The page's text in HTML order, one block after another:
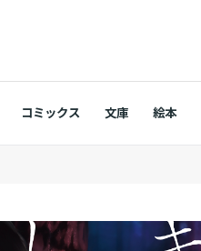
コミックス 文庫 絵本